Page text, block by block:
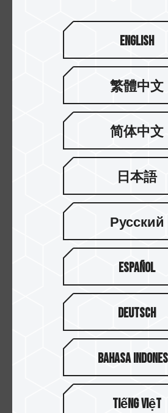
奇怪！為什麼我的外接式SSD
English
繁體中文
简体中文
日本語
Русский
Español
Deutsch
Bahasa
Tiếng Việt